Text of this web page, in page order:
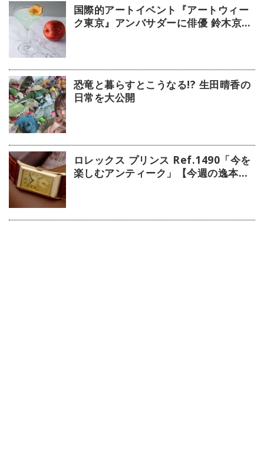
国際的アートイベント『アートウィー
ク東京』アンバサダーに俳優 鈴木京香
恐竜と暮らすとこうなる!? 生田晴香の
日常を大公開
ロレックス プリンス Ref.1490「今を
楽しむアンティーク」【今週の逸本